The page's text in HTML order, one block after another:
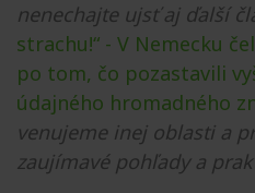
nenechajte ujsť aj ďalší
strachu!“ - V Nemecku
po tom, čo pozastavili
údajného hromadného
venujeme inej oblasti a
zaujímavé pohľady a